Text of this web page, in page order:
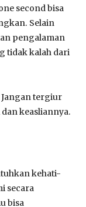
second bisa
Selain
pengalaman
tidak kalah dari
Jangan tergiur
keasliannya.
kehati-
secara
bisa